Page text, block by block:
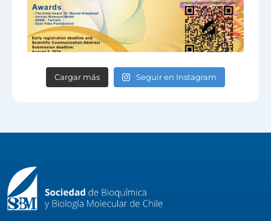
Cargar más Seguir en Instagram